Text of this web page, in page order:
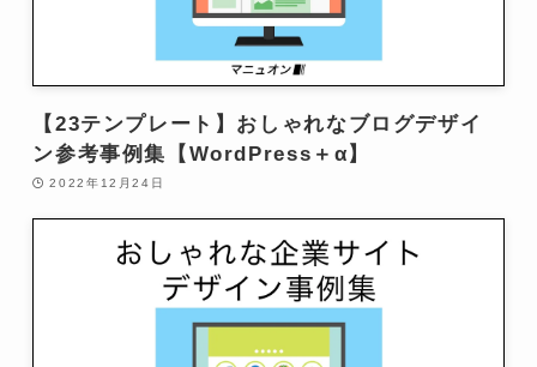
【23テンプレート】おしゃれなブログデザイ
ン参考事例集【WordPress＋α】
2022年12月24日